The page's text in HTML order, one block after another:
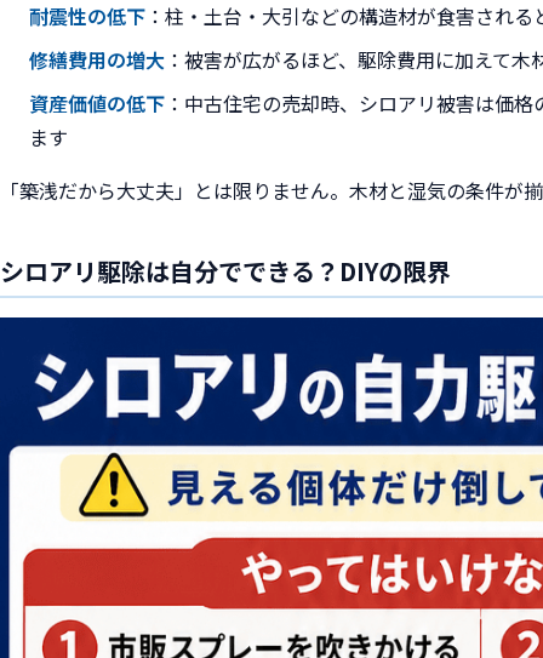
耐震性の低下 ：柱・土台・大引などの構造材が食害され
修繕費用の増大 ：被害が広がるほど、駆除費用に加えて
資産価値の低下 ：中古住宅の売却時、シロアリ被害は価
ます
「築浅だから大丈夫」とは限りません。木材と湿気の条件が
シロアリ駆除は自分でできる？DIYの限界